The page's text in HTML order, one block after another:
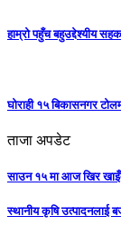
हाम्रो पहुँच बहुउद्देश्यीय
घोराही १५ बिकासनगर
ताजा अपडेट
साउन १५ मा आज खिर
स्थानीय कृषि उत्पादनलाई